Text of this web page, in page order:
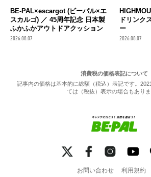
BE-PAL×escargot (ビーパル×エ
スカルゴ) ／ 45周年記念 日本製
ふかふかアウトドアクッション
2026.08.07
ドリンク
ー
2026.08.07
消費税の価格表記について
記事内の価格は基本的に総額（税込）表記です。
ては（税抜）表示の場合もありま
お問い合わせ 利用規約